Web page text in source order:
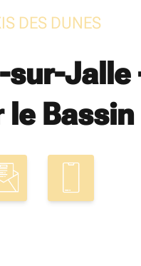
DES DUNES
Jalle
Bassin